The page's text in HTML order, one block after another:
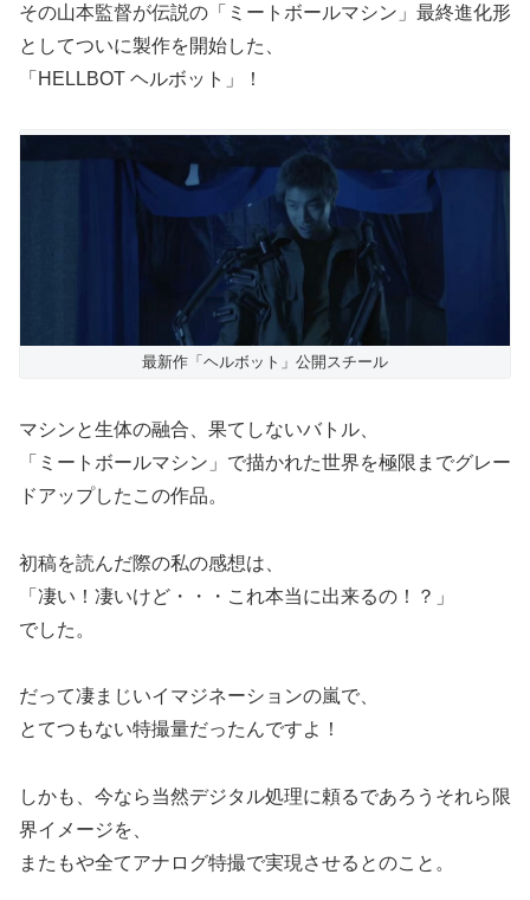
その山本監督が伝説の「ミートボールマシン」最終進化形
としてついに製作を開始した、
「HELLBOT ヘルボット」！
最新作「ヘルボット」公開スチール
マシンと生体の融合、果てしないバトル、
「ミートボールマシン」で描かれた世界を極限までグレー
ドアップしたこの作品。
初稿を読んだ際の私の感想は、
「凄い！凄いけど・・・これ本当に出来るの！？」
でした。
だって凄まじいイマジネーションの嵐で、
とてつもない特撮量だったんですよ！
しかも、今なら当然デジタル処理に頼るであろうそれら限
界イメージを、
またもや全てアナログ特撮で実現させるとのこと。